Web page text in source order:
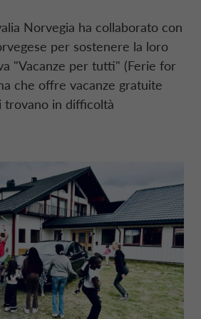
SOCIETARI
DEPOSITO
PERSONALI
FINANCING
ELETTRICA
STORE
DEI CONTROLLI INTERNI
DI CONDOTTA
LEGALE DEI CONTI
FINANZIARIA
GROUP
FRANCIA CA AUTO BANK
GERMANIA CA AUTO BANK
IRLANDA CA AUTO BANK
ITALIA CA AUTO BANK
PAESI BASSI CA AUTO FINANCE
Norvegia ha collaborato con
per sostenere la loro
"Vacanze per tutti" (Ferie for
che offre vacanze gratuite
trovano in difficoltà